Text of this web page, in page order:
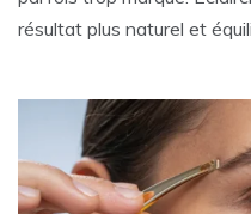
résultat plus naturel et